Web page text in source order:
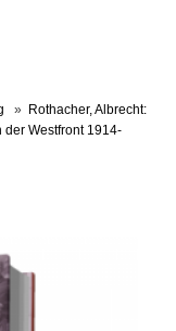
» Rothacher, Albrecht:
der Westfront 1914-